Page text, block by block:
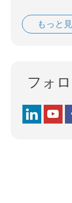
もっと
フォ
Follow us